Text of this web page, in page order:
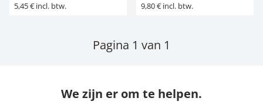
5,45 € incl. btw. 9,80 € incl. btw.
Pagina 1 van 1
We zijn er om te helpen.
Accessoires